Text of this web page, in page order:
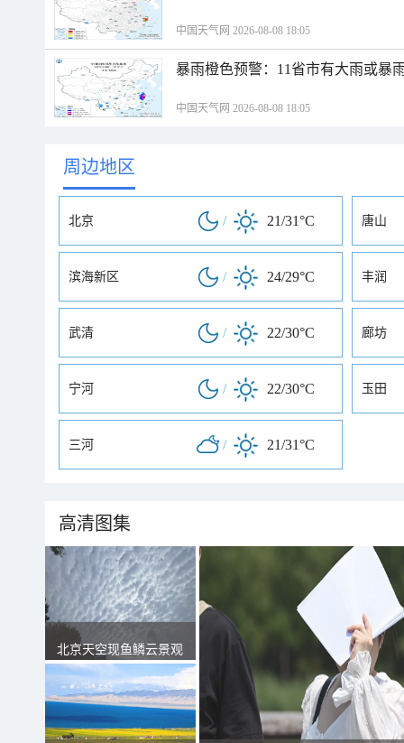
中国天气网 2026-08-08 18:05
暴雨橙色预警：11省市有大雨或暴
中国天气网 2026-08-08 18:05
周边地区
北京 / 21/31°C 唐山
滨海新区 / 24/29°C 丰润
武清 / 22/30°C 廊坊
宁河 / 22/30°C 玉田
三河 / 21/31°C
高清图集
北京天空现鱼鳞云景观